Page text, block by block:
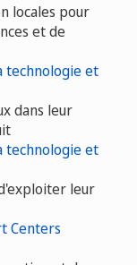
locales pour
et de
technologie et
dans leur
technologie et
leur
Centers